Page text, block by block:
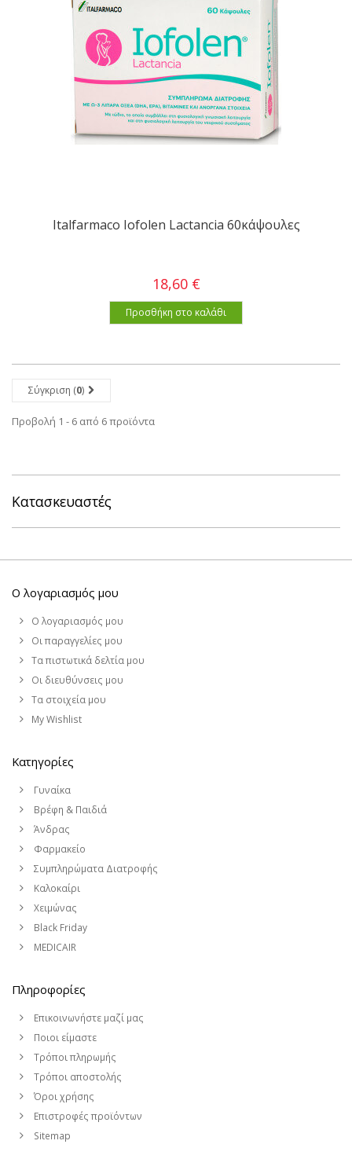
Italfarmaco Iofolen Lactancia 60κάψουλες
18,60 €
Προσθήκη στο καλάθι
Σύγκριση (0)
Προβολή 1 - 6 από 6 προϊόντα
Κατασκευαστές
Ο λογαριασμός μου
Ο λογαριασμός μου
Οι παραγγελίες μου
Τα πιστωτικά δελτία μου
Οι διευθύνσεις μου
Τα στοιχεία μου
My Wishlist
Κατηγορίες
Γυναίκα
Βρέφη & Παιδιά
Άνδρας
Φαρμακείο
Συμπληρώματα Διατροφής
Καλοκαίρι
Χειμώνας
Black Friday
MEDICAIR
Πληροφορίες
Επικοινωνήστε μαζί μας
Ποιοι είμαστε
Τρόποι πληρωμής
Τρόποι αποστολής
Όροι χρήσης
Επιστροφές προϊόντων
Sitemap